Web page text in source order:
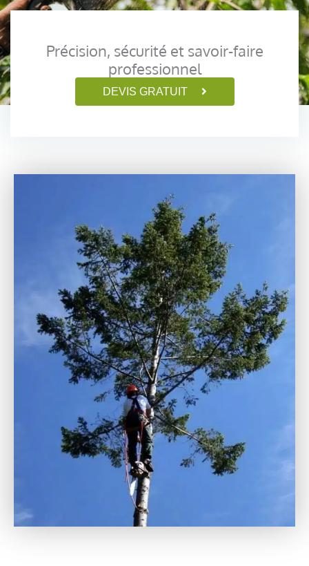
Précision, sécurité et savoir-faire
professionnel
DEVIS GRATUIT